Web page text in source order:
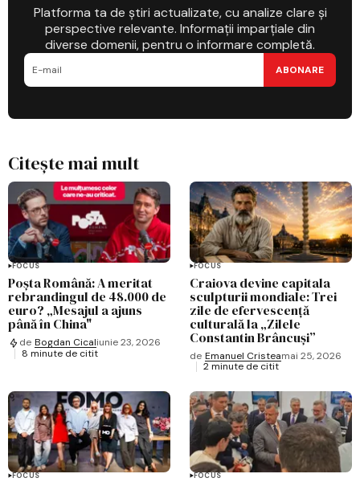
Platforma ta de știri actualizate, cu analize clare și
perspective relevante. Informații imparțiale din
diverse domenii, pentru o informare completă.
ABONARE
Citește mai mult
FOCUS
Poșta Română: A meritat
rebrandingul de 48.000 de
euro? „Mesajul a ajuns
până în China"
de Bogdan Cicaliunie 23, 2026
8 minute de citit
FOCUS
Craiova devine capitala
sculpturii mondiale: Trei
zile de efervescență
culturală la „Zilele
Constantin Brâncuși”
de Emanuel Cristeamai 25, 2026
2 minute de citit
FOCUS FOCUS